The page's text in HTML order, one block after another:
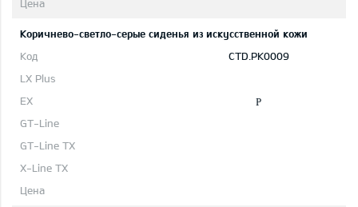
Коричнево-светло-серые сиденья из искусственной кожи
CTD.PK0009
P